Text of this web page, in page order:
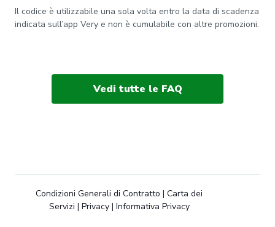
Il codice è utilizzabile una sola volta entro la data di scadenza
indicata sull’app Very e non è cumulabile con altre promozioni.
Vedi tutte le FAQ
Condizioni Generali di Contratto | Carta dei
Servizi | Privacy| Informativa Privacy